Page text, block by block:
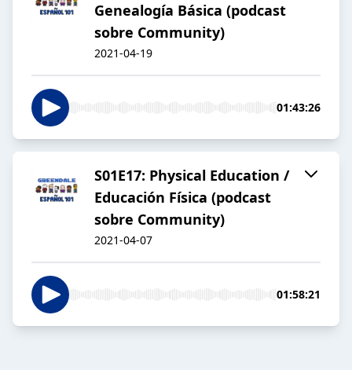
Genealogía Básica (podcast
sobre Community)
2021-04-19
01:43:26
S01E17: Physical Education /
Educación Física (podcast
sobre Community)
2021-04-07
01:58:21